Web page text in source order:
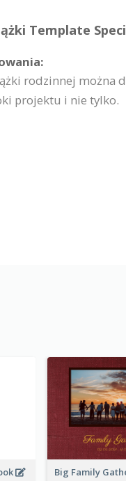
Template
rodzinnej można
projektu i nie tylko.